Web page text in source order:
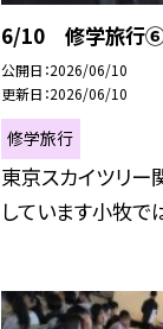
6/10 修学旅行
公開日 2026/06/10
更新日 2026/06/10
修学旅行
東京スカイツリ
しています小牧